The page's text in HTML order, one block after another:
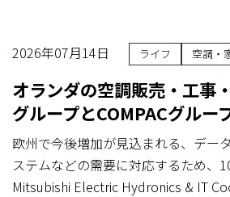
2026年07月14日 ライフ 空調・
オランダの空調販売・工事
グループとCOMPACグルー
欧州で今後増加が見込まれる、デー
ステムなどの需要に対応するため、
Mitsubishi Electric Hydronics & IT